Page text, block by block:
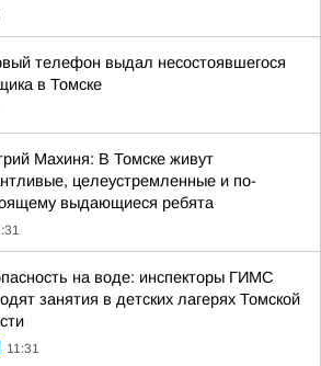
телефон выдал несостоявшегося
в Томске
Махиня: В Томске живут
целеустремленные и по-
выдающиеся ребята
на воде: инспекторы ГИМС
занятия в детских лагерях Томской
11:31